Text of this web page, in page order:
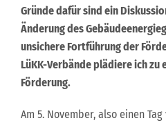
Gründe dafür sind ein
Änderung des
unsichere Fortführung der
LüKK-Verbände plädiere ich
Förderung.
Am 5. November, also einen